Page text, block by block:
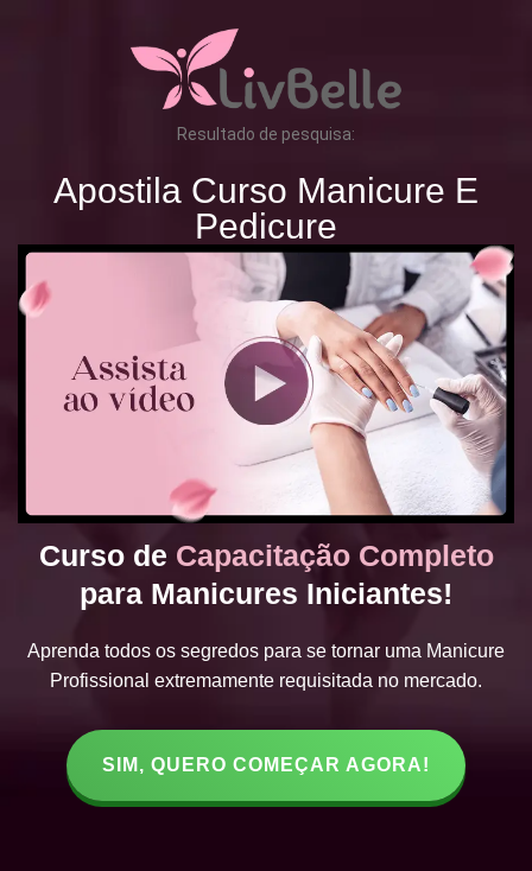
Resultado de pesquisa:
Apostila Curso Manicure E
Pedicure
Curso de Capacitação Completo
para Manicures Iniciantes!
Aprenda todos os segredos para se tornar uma Manicure
Profissional extremamente requisitada no mercado.
SIM, QUERO COMEÇAR AGORA!